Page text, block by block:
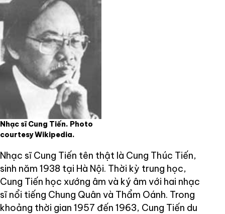
Nhạc sĩ Cung Tiến. Photo
courtesy Wikipedia.
Nhạc sĩ Cung Tiến tên thật là Cung Thúc Tiến,
sinh năm 1938 tại Hà Nội. Thời kỳ trung học,
Cung Tiến học xướng âm và ký âm với hai nhạc
sĩ nổi tiếng Chung Quân và Thẩm Oánh. Trong
khoảng thời gian 1957 đến 1963, Cung Tiến du